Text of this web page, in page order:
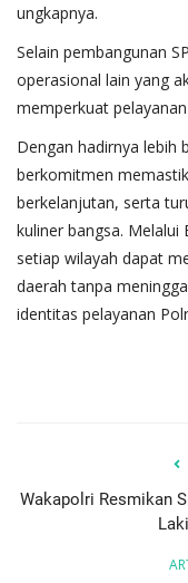
ungkapnya.
Selain pembangunan
operasional lain yang
memperkuat
Dengan hadirnya lebih
berkomitmen
berkelanjutan, serta
kuliner bangsa. Melalui
setiap wilayah dapat
daerah tanpa
identitas pelayanan
Wakapolri Resmikan